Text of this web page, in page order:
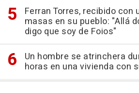
Ferran Torres, recibido con
masas en su pueblo: "Allá
digo que soy de Foios"
Un hombre se atrinchera
horas en una vivienda con